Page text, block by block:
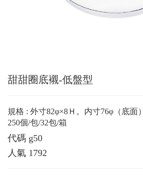
甜甜圈底襯-低盤型
規格 : 外寸82φ×8Ｈ。内寸76φ（底面）
250個/包/32包/箱
代碼 g50
人氣 1792